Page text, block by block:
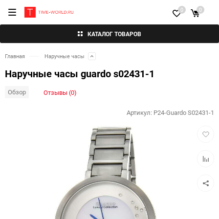
КАТАЛОГ ТОВАРОВ
0 0
Главная Наручные часы
Наручные часы guardo s02431-1
Обзор Отзывы (0)
Артикул: P24-Guardo S02431-1